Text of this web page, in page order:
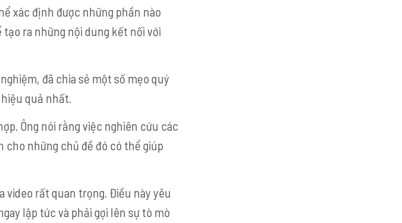
xác định được những phần nào
ra những nội dung kết nối với
đã chia sẻ một số mẹo quý
quả nhất.
Ông nói rằng việc nghiên cứu các
cho những chủ đề đó có thể giúp
video rất quan trọng. Điều này yêu
lập tức và phải gợi lên sự tò mò